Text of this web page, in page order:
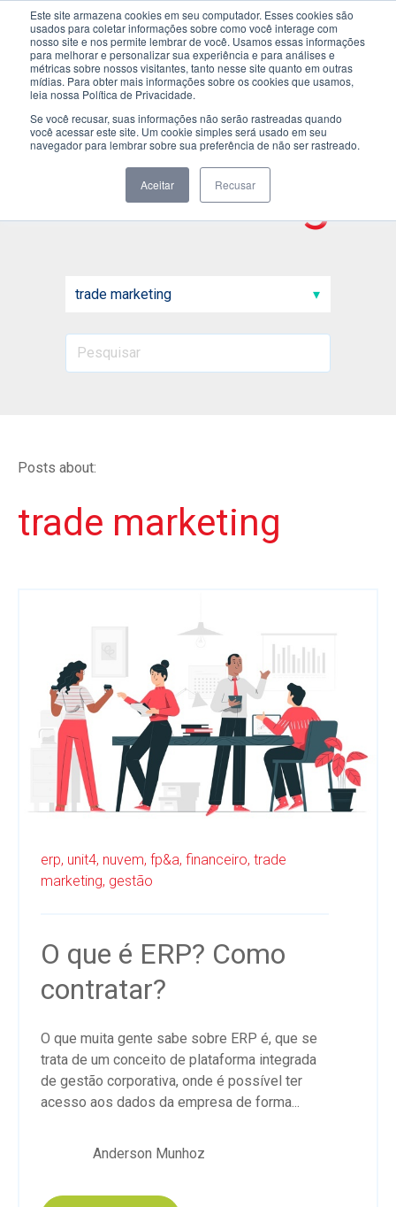
Este site armazena cookies em seu computador. Esses cookies são
usados para coletar informações sobre como você interage com
nosso site e nos permite lembrar de você. Usamos essas informações
para melhorar e personalizar sua experiência e para análises e
métricas sobre nossos visitantes, tanto nesse site quanto em outras
mídias. Para obter mais informações sobre os cookies que usamos,
leia nossa Política de Privacidade.
Se você recusar, suas informações não serão rastreadas quando
você acessar este site. Um cookie simples será usado em seu
navegador para lembrar sobre sua preferência de não ser rastreado.
Aceitar Recusar
Inside blog
Posts about:
trade marketing
erp, unit4, nuvem, fp&a, financeiro, trade
marketing, gestão
O que é ERP? Como
contratar?
O que muita gente sabe sobre ERP é, que se
trata de um conceito de plataforma integrada
de gestão corporativa, onde é possível ter
acesso aos dados da empresa de forma...
Anderson Munhoz